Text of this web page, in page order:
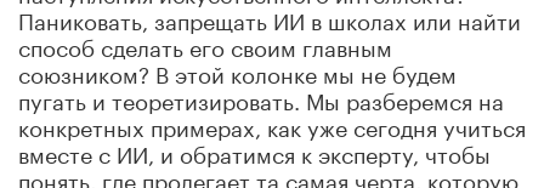
Паниковать, запрещать ИИ в школах или найти
способ сделать его своим главным
союзником? В этой колонке мы не будем
пугать и теоретизировать. Мы разберемся на
конкретных примерах, как уже сегодня учиться
вместе с ИИ, и обратимся к эксперту, чтобы
понять, где пролегает та самая черта, которую